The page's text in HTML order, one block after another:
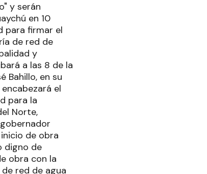
y serán
en 10
para firmar el
de red de
y
a las 8 de la
Bahillo, en su
el
para la
Norte,
de obra
digno de
obra con la
red de agua